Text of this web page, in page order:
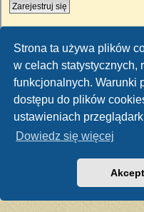
Strona ta używa plików
w celach statystycznych,
funkcjonalnych. Warunki
dostępu do plików
ustawieniach
Dowiedz się więcej
Zarejestruj się
Portal RetroTRAKTOR.pl
Technologię dostarcza
Polski pakiet
Zasady ochrony